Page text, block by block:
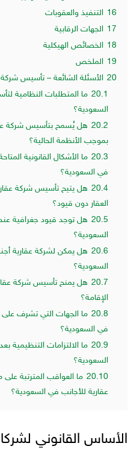
16 التنفيذ والعقوبات
17 الجهات الرقابية
18 الخصائص الهيكلية
19 الملخص
20 الأسئلة الشائعة – تأسيس
20.1 ما المتطلبات النظامية
السعودية؟
20.2 هل يُسمح بتأسيس شركة
بموجب الأنظمة الحالية؟
20.3 ما الأشكال القانونية
في السعودية؟
20.4 هل يتيح تأسيس شركة
العقار دون قيود؟
20.5 هل توجد قيود جغرافية
السعودية؟
20.6 هل يمكن لشركة عقارية
السعودية؟
20.7 هل يمنح تأسيس شركة
الإقامة؟
20.8 ما الجهات التي تشرف على
في السعودية؟
20.9 ما الالتزامات التنظيمية
السعودية؟
20.10 ما العواقب المترتبة
عقارية للأجانب في السعودية؟
الأساس القانوني